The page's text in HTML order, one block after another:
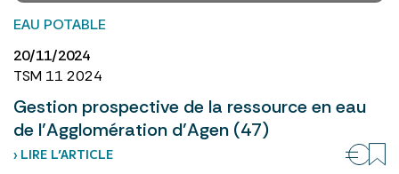
EAU POTABLE
20/11/2024
TSM 11 2024
Gestion prospective de la ressource en eau
de l’Agglomération d’Agen (47)
› LIRE L’ARTICLE